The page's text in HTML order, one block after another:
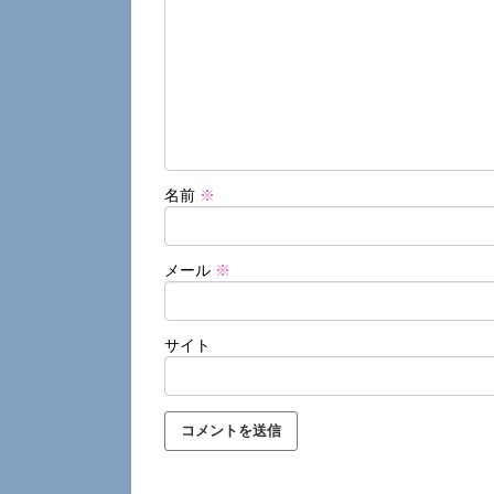
名前 ※
メール ※
サイト